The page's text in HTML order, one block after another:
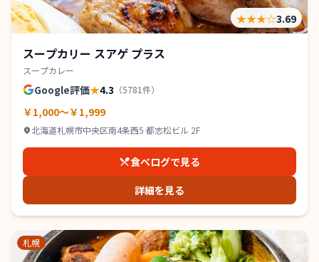
★★★☆3.69
スープカリー スアゲ プラス
スープカレー
Google評価★4.3 （5781件）
￥1,000～￥1,999
北海道札幌市中央区南4条西5 都志松ビル 2F
食べログで見る
詳細を見る
札幌